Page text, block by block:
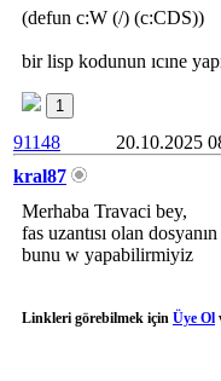
(defun c:W (/) (c:CDS))
bir lisp kodunun ıcıne
1
91148
20.10.2025
kral87
Merhaba Travaci bey,
fas uzantısı olan
bunu w yapabilirmiyiz
Linkleri görebilmek için Üye Ol